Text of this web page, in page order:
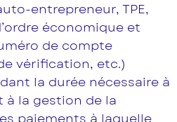
entrepreneur, TPE,
économique et
de compte
vérification, etc.)
la durée nécessaire à
la gestion de la
paiements à laquelle